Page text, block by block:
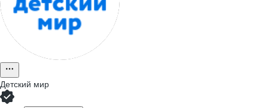
Детский мир